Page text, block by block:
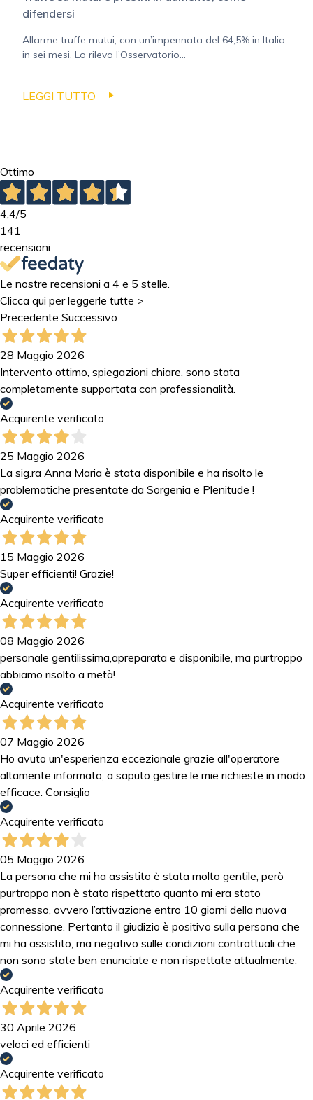
difendersi
Allarme truffe mutui, con un’impennata del 64,5% in Italia
in sei mesi. Lo rileva l’Osservatorio...
LEGGI TUTTO
Ottimo
4,4/5
141
recensioni
Le nostre recensioni a 4 e 5 stelle.
Clicca qui per leggerle tutte >
Precedente Successivo
28 Maggio 2026
Intervento ottimo, spiegazioni chiare, sono stata
completamente supportata con professionalità.
Acquirente verificato
25 Maggio 2026
La sig.ra Anna Maria è stata disponibile e ha risolto le
problematiche presentate da Sorgenia e Plenitude !
Acquirente verificato
15 Maggio 2026
Super efficienti! Grazie!
Acquirente verificato
08 Maggio 2026
personale gentilissima,apreparata e disponibile, ma purtroppo
abbiamo risolto a metà!
Acquirente verificato
07 Maggio 2026
Ho avuto un'esperienza eccezionale grazie all'operatore
altamente informato, a saputo gestire le mie richieste in modo
efficace. Consiglio
Acquirente verificato
05 Maggio 2026
La persona che mi ha assistito è stata molto gentile, però
purtroppo non è stato rispettato quanto mi era stato
promesso, ovvero l’attivazione entro 10 giorni della nuova
connessione. Pertanto il giudizio è positivo sulla persona che
mi ha assistito, ma negativo sulle condizioni contrattuali che
non sono state ben enunciate e non rispettate attualmente.
Acquirente verificato
30 Aprile 2026
veloci ed efficienti
Acquirente verificato